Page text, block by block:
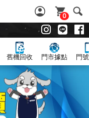
0
舊機回收 門市據點 門